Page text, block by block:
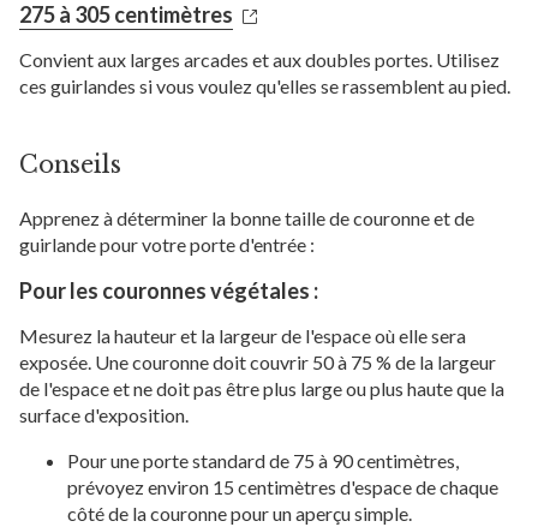
275 à 305 centimètres
Convient aux larges arcades et aux doubles portes. Utilisez
ces guirlandes si vous voulez qu'elles se rassemblent au pied.
Conseils
Apprenez à déterminer la bonne taille de couronne et de
guirlande pour votre porte d'entrée :
Pour les couronnes végétales :
Mesurez la hauteur et la largeur de l'espace où elle sera
exposée. Une couronne doit couvrir 50 à 75 % de la largeur
de l'espace et ne doit pas être plus large ou plus haute que la
surface d'exposition.
Pour une porte standard de 75 à 90 centimètres,
prévoyez environ 15 centimètres d'espace de chaque
côté de la couronne pour un aperçu simple.